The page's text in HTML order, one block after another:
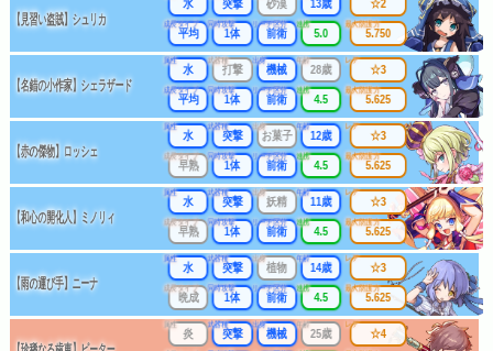
【見習い盗賊】シュリカ
水 突撃 砂漠 13歳
成長タイプ
平均
同時攻撃
1体
リーチ区分
前衛
連携
5.0
☆2
最大防護力
5.750
【名錯の小作家】シェラザード
属性
水
武器種
打撃
出身
機械
年齢
28歳
成長タイプ
平均
同時攻撃
1体
リーチ区分
前衛
連携
4.5
レア
☆3
最大防護力
5.625
【赤の傑物】ロッシェ
属性
水
武器種
突撃
出身
お菓子
年齢
12歳
成長タイプ
早熟
同時攻撃
1体
リーチ区分
前衛
連携
4.5
レア
☆3
最大防護力
5.625
【和心の開化人】ミノリィ
属性
水
武器種
突撃
出身
妖精
年齢
11歳
成長タイプ
早熟
同時攻撃
1体
リーチ区分
前衛
連携
4.5
レア
☆3
最大防護力
5.625
【雨の運び手】ニーナ
属性
水
武器種
突撃
出身
植物
年齢
14歳
成長タイプ
晩成
同時攻撃
1体
リーチ区分
前衛
連携
4.5
レア
☆3
最大防護力
5.625
属性
炎
武器種
突撃
出身
機械
年齢
25歳
レア
☆4